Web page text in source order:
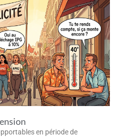
en période de